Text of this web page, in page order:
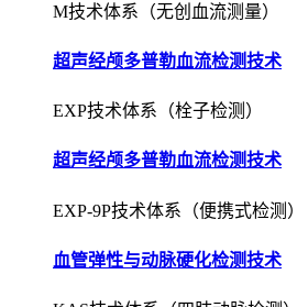
M技术体系（无创血流测量）
超声经颅多普勒血流检测技术
EXP技术体系（栓子检测）
超声经颅多普勒血流检测技术
EXP-9P技术体系（便携式检测）
血管弹性与动脉硬化检测技术